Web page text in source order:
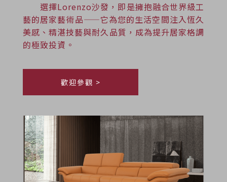
選擇Lorenzo沙發，即是擁抱融合世界級工
藝的居家藝術品——它為您的生活空間注入恆久
美感、精湛技藝與耐久品質，成為提升居家格調
的極致投資。
歡迎參觀 >